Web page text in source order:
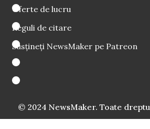
Oferte de lucru
Reguli de citare
Susțineți NewsMaker pe Patreon
© 2024 NewsMaker. Toate